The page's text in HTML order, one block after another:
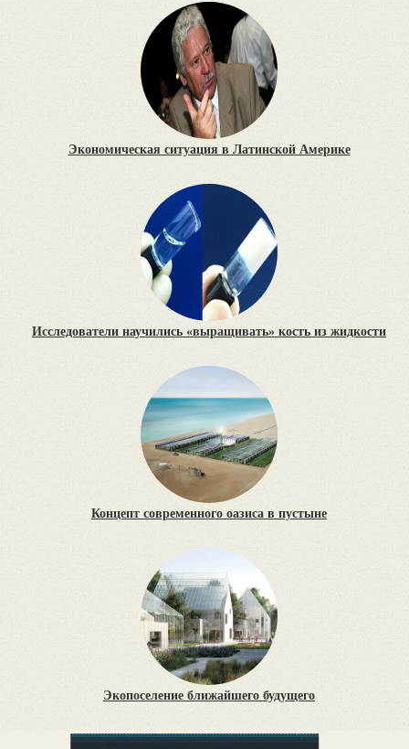
Экономическая ситуация в Латинской Америке
Исследователи научились «выращивать» кость из жидкости
Концепт современного оазиса в пустыне
Экопоселение ближайшего будущего